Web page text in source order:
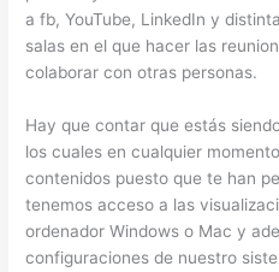
a fb, YouTube, LinkedIn y
salas en el que hacer las
colaborar con otras personas.
Hay que contar que estás
los cuales en cualquier
contenidos puesto que te han
tenemos acceso a las
ordenador Windows o Mac y
configuraciones de nuestro